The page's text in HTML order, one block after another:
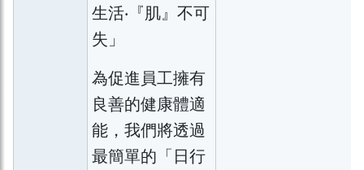
生活‧『肌』不可
失」
為促進員工擁有
良善的健康體適
能，我們將透過
最簡單的「日行